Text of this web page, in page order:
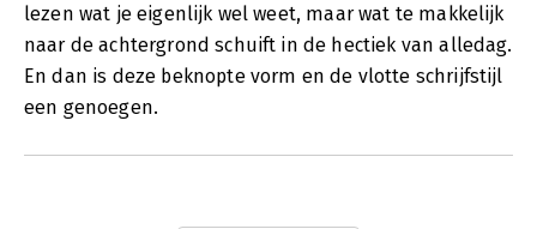
lezen wat je eigenlijk wel weet, maar wat te makkelijk
naar de achtergrond schuift in de hectiek van alledag.
En dan is deze beknopte vorm en de vlotte schrijfstijl
een genoegen.